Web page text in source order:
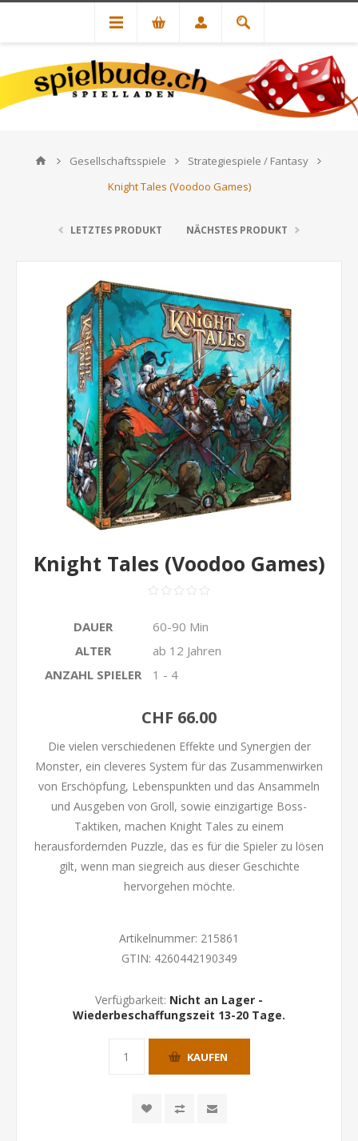
Gesellschaftsspiele
Strategiespiele / Fantasy
Knight Tales (Voodoo Games)
LETZTES PRODUKT NÄCHSTES PRODUKT
Knight Tales (Voodoo Games)
DAUER
60-90 Min
ALTER
ab 12 Jahren
ANZAHL SPIELER
1 - 4
CHF 66.00
Die vielen verschiedenen Effekte und Synergien der
Monster, ein cleveres System für das Zusammenwirken
von Erschöpfung, Lebenspunkten und das Ansammeln
und Ausgeben von Groll, sowie einzigartige Boss-
Taktiken, machen Knight Tales zu einem
herausfordernden Puzzle, das es für die Spieler zu lösen
gilt, wenn man siegreich aus dieser Geschichte
hervorgehen möchte.
Artikelnummer: 215861
GTIN: 4260442190349
Verfügbarkeit: Nicht an Lager -
Wiederbeschaffungszeit 13-20 Tage.
KAUFEN